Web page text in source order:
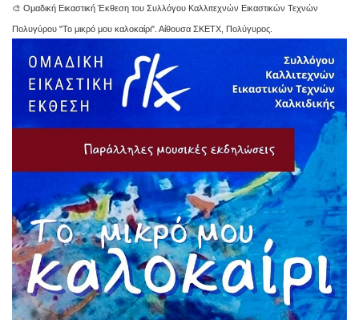
🎨 Ομαδική Εικαστική Έκθεση του Συλλόγου Καλλιτεχνών Εικαστικών Τεχνών
Πολυγύρου "Το μικρό μου καλοκαίρι". Αίθουσα ΣΚΕΤΧ, Πολύγυρος.